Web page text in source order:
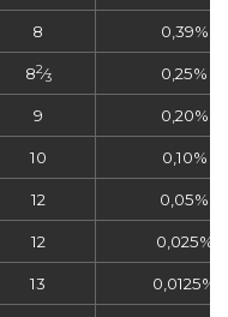
8 0,39%
82⁄3 0,25%
9 0,20%
10 0,10%
12 0,05%
12 0,025%
13 0,0125%